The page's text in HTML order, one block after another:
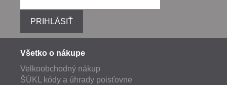
PRIHLÁSIŤ
Všetko o nákupe
Velkoobchodný nákup
ŠÚKL kódy a úhrady poisťovne